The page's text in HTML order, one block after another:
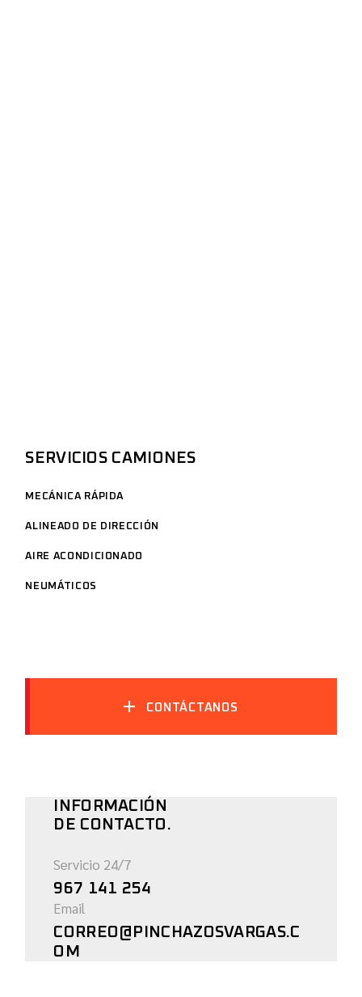
SERVICIOS CAMIONES
MECÁNICA RÁPIDA
ALINEADO DE DIRECCIÓN
AIRE ACONDICIONADO
NEUMÁTICOS
CONTÁCTANOS
INFORMACIÓN
DE CONTACTO.
Servicio 24/7
967 141 254
Email
CORREO@PINCHAZOSVARGAS.C
OM